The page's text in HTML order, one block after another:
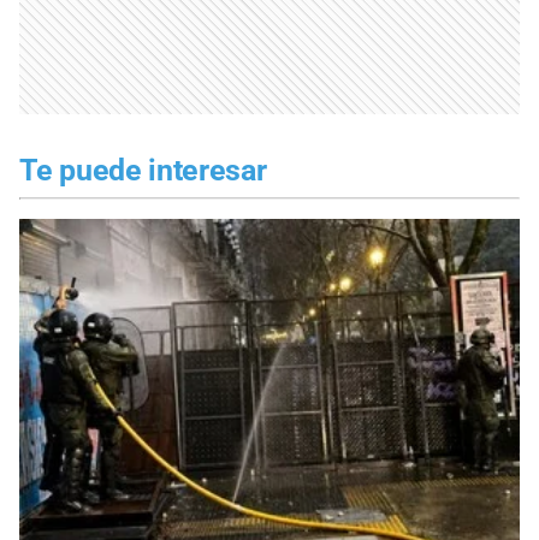
Te puede interesar